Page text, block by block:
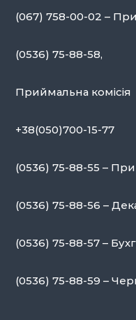
(067) 758-00-02 –
(0536) 75-88-58,
Приймальна комісія
+38(050)700-15-77
(0536) 75-88-55 –
(0536) 75-88-56 –
(0536) 75-88-57 –
(0536) 75-88-59 –